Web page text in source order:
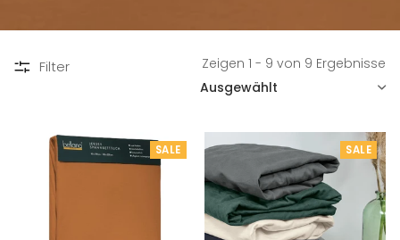
Filter Zeigen 1 - 9 von 9 Ergebnisse
SORTIEREN
SALE SALE